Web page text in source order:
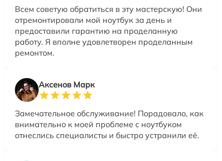
Всем советую обратиться в эту мастерскую! Они
отремонтировали мой ноутбук за день и
предоставили гарантию на проделанную
работу. Я вполне удовлетворен проделанным
ремонтом.
Аксенов Марк
Замечательное обслуживание! Порадовало, как
внимательно к моей проблеме с ноутбуком
отнеслись специалисты и быстро устранили её.